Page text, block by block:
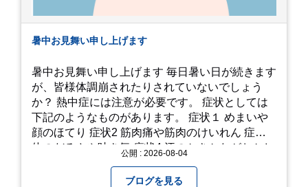
暑中お見舞い申し上げます
暑中お見舞い申し上げます 毎日暑い日が続きます
が、皆様体調崩されたりされていないでしょう
か？ 熱中症には注意が必要です。 症状としては
下記のようなものがあります。 症状１ めまいや
顔のほてり 症状2 筋肉痛や筋肉のけいれん 症状3
体のだるさや吐き気 症状4 汗のかきかたがおかし
に反応しない、まっすぐ歩けない 症状7 水分補給
公開 : 2026-08-04
ブログを見る